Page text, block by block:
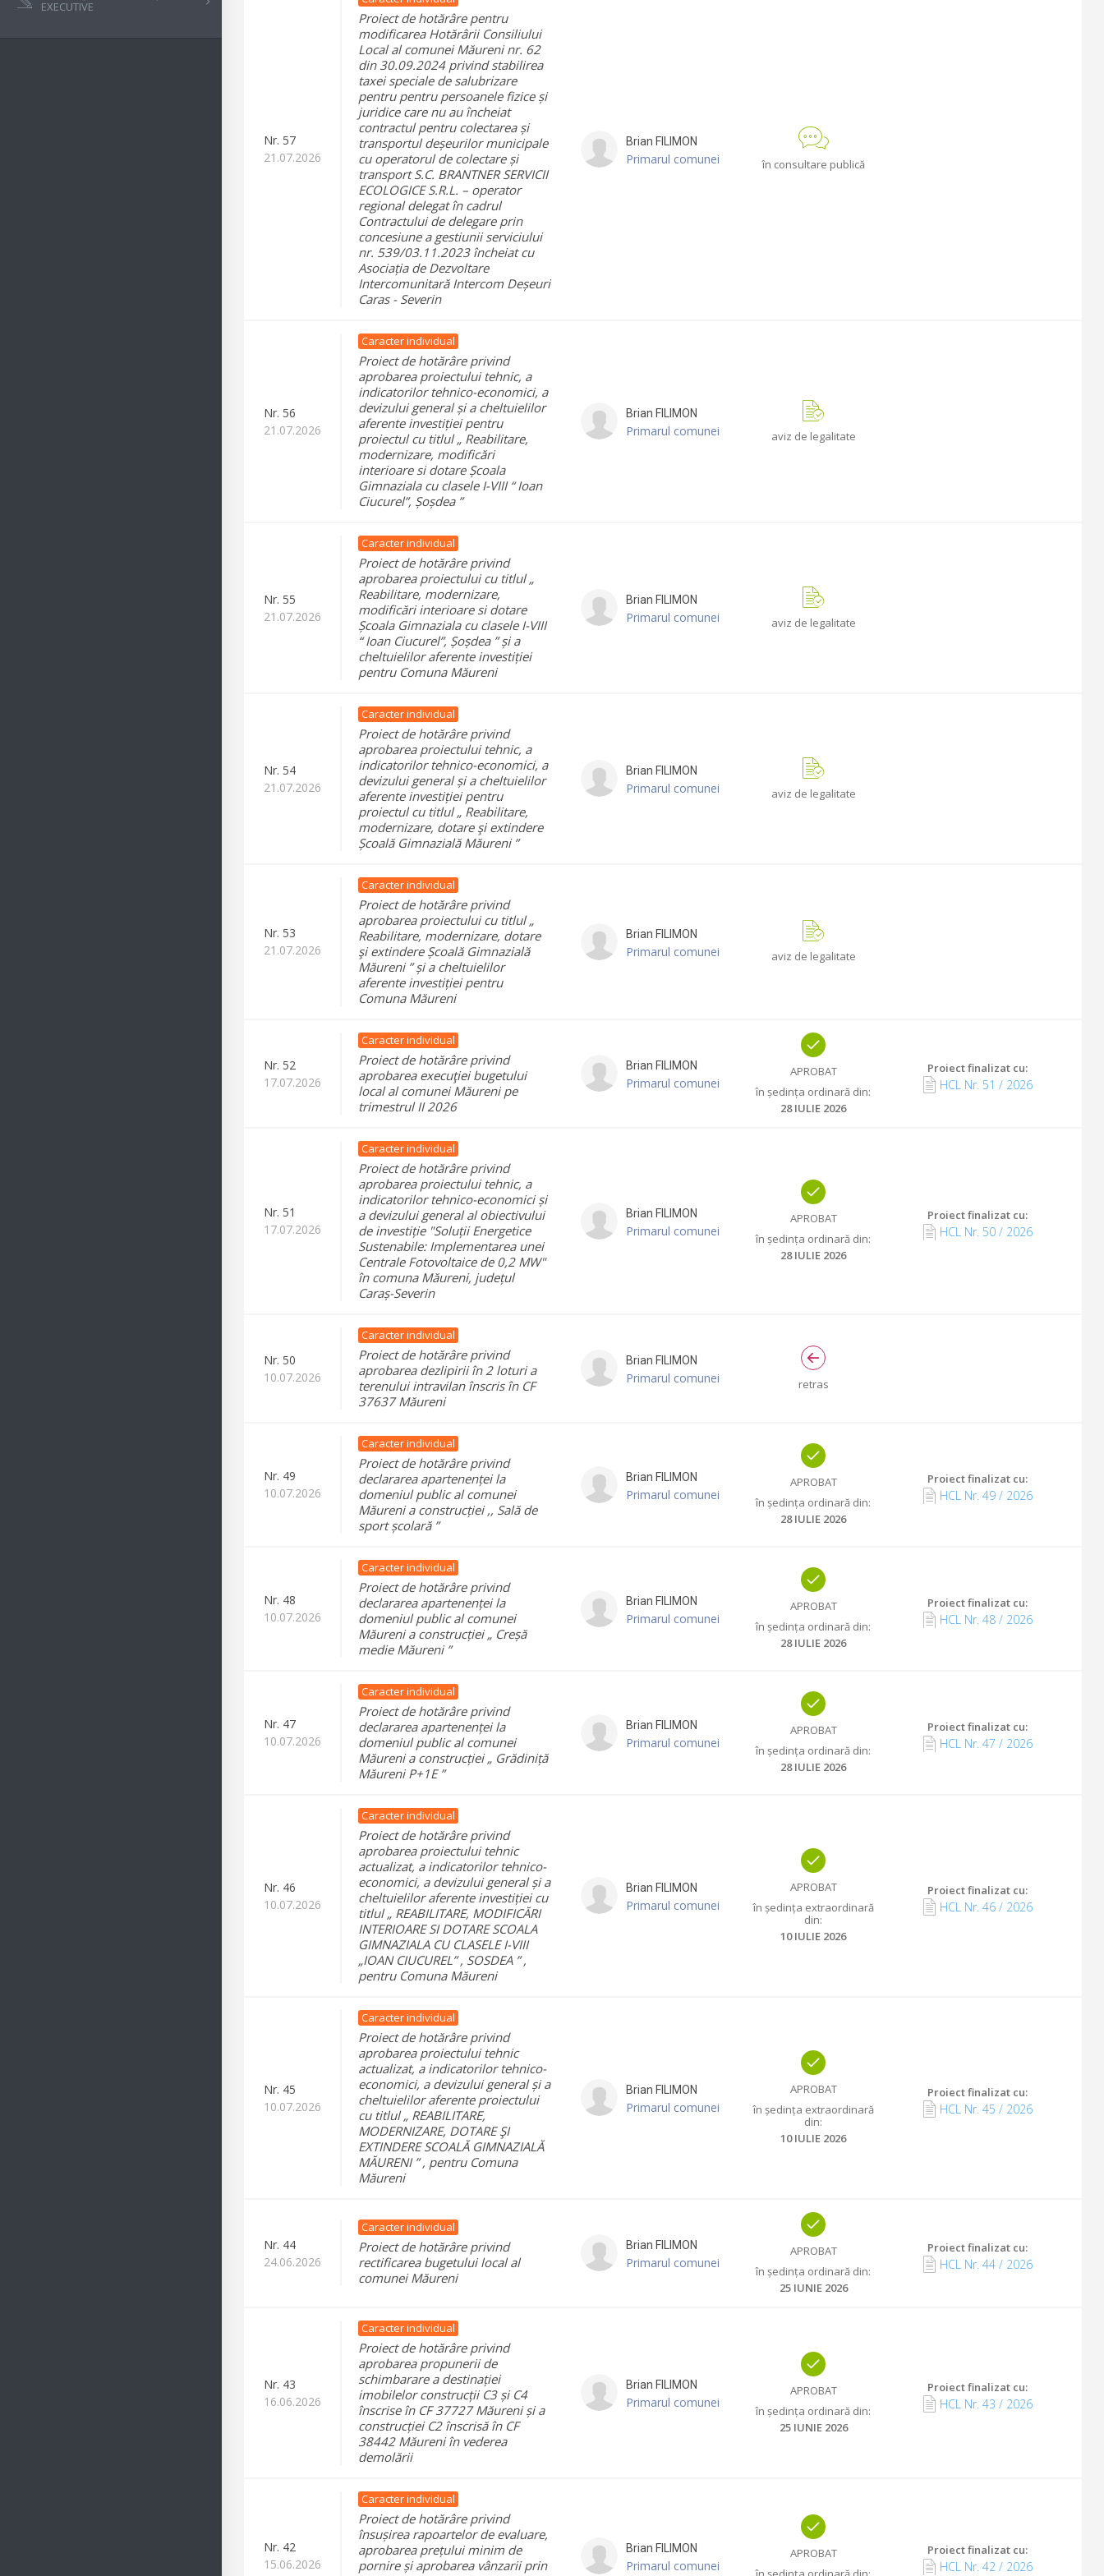
EXECUTIVE
Nr. 57
21.07.2026
Proiect de hotărâre pentru
modificarea Hotărârii Consiliului
Local al comunei Măureni nr. 62
din 30.09.2024 privind stabilirea
taxei speciale de salubrizare
pentru pentru persoanele fizice și
juridice care nu au încheiat
contractul pentru colectarea și
transportul deșeurilor municipale
cu operatorul de colectare și
transport S.C. BRANTNER SERVICII
ECOLOGICE S.R.L. – operator
regional delegat în cadrul
Contractului de delegare prin
concesiune a gestiunii serviciului
nr. 539/03.11.2023 încheiat cu
Asociația de Dezvoltare
Intercomunitară Intercom Deșeuri
Caras - Severin
Brian FILIMON
Primarul comunei în consultare publică
Nr. 56
21.07.2026
Caracter individual
Proiect de hotărâre privind
aprobarea proiectului tehnic, a
indicatorilor tehnico-economici, a
devizului general și a cheltuielilor
aferente investiției pentru
proiectul cu titlul „ Reabilitare,
modernizare, modificări
interioare si dotare Școala
Gimnaziala cu clasele I-VIII “ Ioan
Ciucurel”, Șoșdea ”
Brian FILIMON
Primarul comunei aviz de legalitate
Nr. 55
21.07.2026
Caracter individual
Proiect de hotărâre privind
aprobarea proiectului cu titlul „
Reabilitare, modernizare,
modificări interioare si dotare
Școala Gimnaziala cu clasele I-VIII
“ Ioan Ciucurel”, Șoșdea ” și a
cheltuielilor aferente investiției
pentru Comuna Măureni
Brian FILIMON
Primarul comunei aviz de legalitate
Nr. 54
21.07.2026
Caracter individual
Proiect de hotărâre privind
aprobarea proiectului tehnic, a
indicatorilor tehnico-economici, a
devizului general și a cheltuielilor
aferente investiției pentru
proiectul cu titlul „ Reabilitare,
modernizare, dotare şi extindere
Școală Gimnazială Măureni ”
Brian FILIMON
Primarul comunei aviz de legalitate
Nr. 53
21.07.2026
Caracter individual
Proiect de hotărâre privind
aprobarea proiectului cu titlul „
Reabilitare, modernizare, dotare
şi extindere Școală Gimnazială
Măureni ” și a cheltuielilor
aferente investiției pentru
Comuna Măureni
Brian FILIMON
Primarul comunei aviz de legalitate
Nr. 52
17.07.2026
Caracter individual
Proiect de hotărâre privind
aprobarea execuţiei bugetului
local al comunei Măureni pe
trimestrul II 2026
Brian FILIMON
Primarul comunei
APROBAT
în ședința ordinară din:
28 IULIE 2026
Proiect finalizat cu:
HCL Nr. 51 / 2026
Nr. 51
17.07.2026
Caracter individual
Proiect de hotărâre privind
aprobarea proiectului tehnic, a
indicatorilor tehnico-economici și
a devizului general al obiectivului
de investiție "Soluții Energetice
Sustenabile: Implementarea unei
Centrale Fotovoltaice de 0,2 MW"
în comuna Măureni, județul
Caraș-Severin
Brian FILIMON
Primarul comunei
APROBAT
în ședința ordinară din:
28 IULIE 2026
Proiect finalizat cu:
HCL Nr. 50/ 2026
Nr. 50
10.07.2026
Caracter individual
Proiect de hotărâre privind
aprobarea dezlipirii în 2 loturi a
terenului intravilan înscris în CF
37637 Măureni
Brian FILIMON
Primarul comunei retras
Nr. 49
10.07.2026
Caracter individual
Proiect de hotărâre privind
declararea apartenenței la
domeniul public al comunei
Măureni a construcției ,, Sală de
sport școlară ”
Brian FILIMON
Primarul comunei
APROBAT
în ședința ordinară din:
28 IULIE 2026
Proiect finalizat cu:
HCL Nr. 49/ 2026
Nr. 48
10.07.2026
Caracter individual
Proiect de hotărâre privind
declararea apartenenței la
domeniul public al comunei
Măureni a construcției „ Creșă
medie Măureni ”
Brian FILIMON
Primarul comunei
APROBAT
în ședința ordinară din:
28 IULIE 2026
Proiect finalizat cu:
HCL Nr. 48/ 2026
Nr. 47
10.07.2026
Caracter individual
Proiect de hotărâre privind
declararea apartenenței la
domeniul public al comunei
Măureni a construcției „ Grădiniță
Măureni P+1E ”
Brian FILIMON
Primarul comunei
APROBAT
în ședința ordinară din:
28 IULIE 2026
Proiect finalizat cu:
HCL Nr. 47 / 2026
Nr. 46
10.07.2026
Caracter individual
Proiect de hotărâre privind
aprobarea proiectului tehnic
actualizat, a indicatorilor tehnico-
economici, a devizului general și a
cheltuielilor aferente investiției cu
titlul „ REABILITARE, MODIFICĂRI
INTERIOARE SI DOTARE SCOALA
GIMNAZIALA CU CLASELE I-VIII
„IOAN CIUCUREL” , SOSDEA ” ,
pentru Comuna Măureni
Brian FILIMON
Primarul comunei
APROBAT
în ședința extraordinară
din:
10 IULIE 2026
Proiect finalizat cu:
HCL Nr. 46/ 2026
Nr. 45
10.07.2026
Caracter individual
Proiect de hotărâre privind
aprobarea proiectului tehnic
actualizat, a indicatorilor tehnico-
economici, a devizului general și a
cheltuielilor aferente proiectului
cu titlul „ REABILITARE,
MODERNIZARE, DOTARE ŞI
EXTINDERE SCOALĂ GIMNAZIALĂ
MĂURENI ” , pentru Comuna
Măureni
Brian FILIMON
Primarul comunei
APROBAT
în ședința extraordinară
din:
10 IULIE 2026
Proiect finalizat cu:
HCL Nr. 45 / 2026
Nr. 44
24.06.2026
Caracter individual
Proiect de hotărâre privind
rectificarea bugetului local al
comunei Măureni
Brian FILIMON
Primarul comunei
APROBAT
în ședința ordinară din:
25 IUNIE 2026
Proiect finalizat cu:
HCL Nr. 44/ 2026
Nr. 43
16.06.2026
Caracter individual
Proiect de hotărâre privind
aprobarea propunerii de
schimbarare a destinației
imobilelor construcții C3 și C4
înscrise în CF 37727 Măureni și a
construcției C2 înscrisă în CF
38442 Măureni în vederea
demolării
Brian FILIMON
Primarul comunei
APROBAT
în ședința ordinară din:
25 IUNIE 2026
Proiect finalizat cu:
HCL Nr. 43 / 2026
Nr. 42
15.06.2026
Caracter individual
Proiect de hotărâre privind
însușirea rapoartelor de evaluare,
aprobarea prețului minim de
pornire și aprobarea vânzarii prin
Brian FILIMON
Primarul comunei
APROBAT
Proiect finalizat cu:
HCL Nr. 42/ 2026